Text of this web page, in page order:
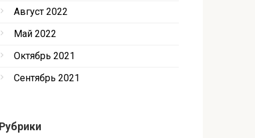
Август 2022
Май 2022
Октябрь 2021
Сентябрь 2021
Рубрики